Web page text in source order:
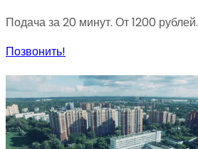
Подача за 20 минут. От 1200 рублей.
Позвонить!